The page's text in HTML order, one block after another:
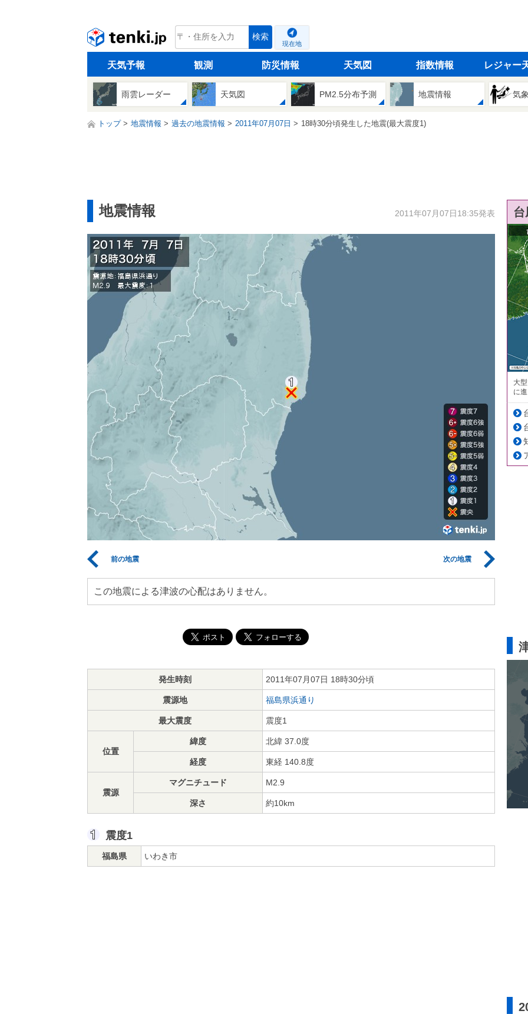
tenki.jp 検索
現在地
天気予報 観測 防災情報 天気図 指数情報 レジャー
雨雲レーダー 天気図 PM2.5分布予測 地震情報 気
トップ 地震情報 過去の地震情報 2011年07月07日 18時30分頃発生した地震(最大震度1)
地震情報 2011年07月07日18:35発表
前の地震 次の地震
この地震による津波の心配はありません。
発生時刻 2011年07月07日 18時30分頃
震源地 福島県浜通り
最大震度 震度1
位置
緯度 北緯 37.0度
経度 東経 140.8度
震源
マグニチュード M2.9
深さ 約10km
震度1
福島県 いわき市
大
に